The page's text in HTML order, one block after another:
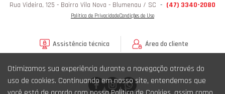
Rua Videira, 125 - Bairro Vila Nova - Blumenau / SC - (47) 3340-2080
Política de PrivacidadeCondições de Uso
Assistência técnica Área do cliente
Otimizamos sua experiência durante a navegação através do
uso de cookies. Continuando em nosso site, entendemos que